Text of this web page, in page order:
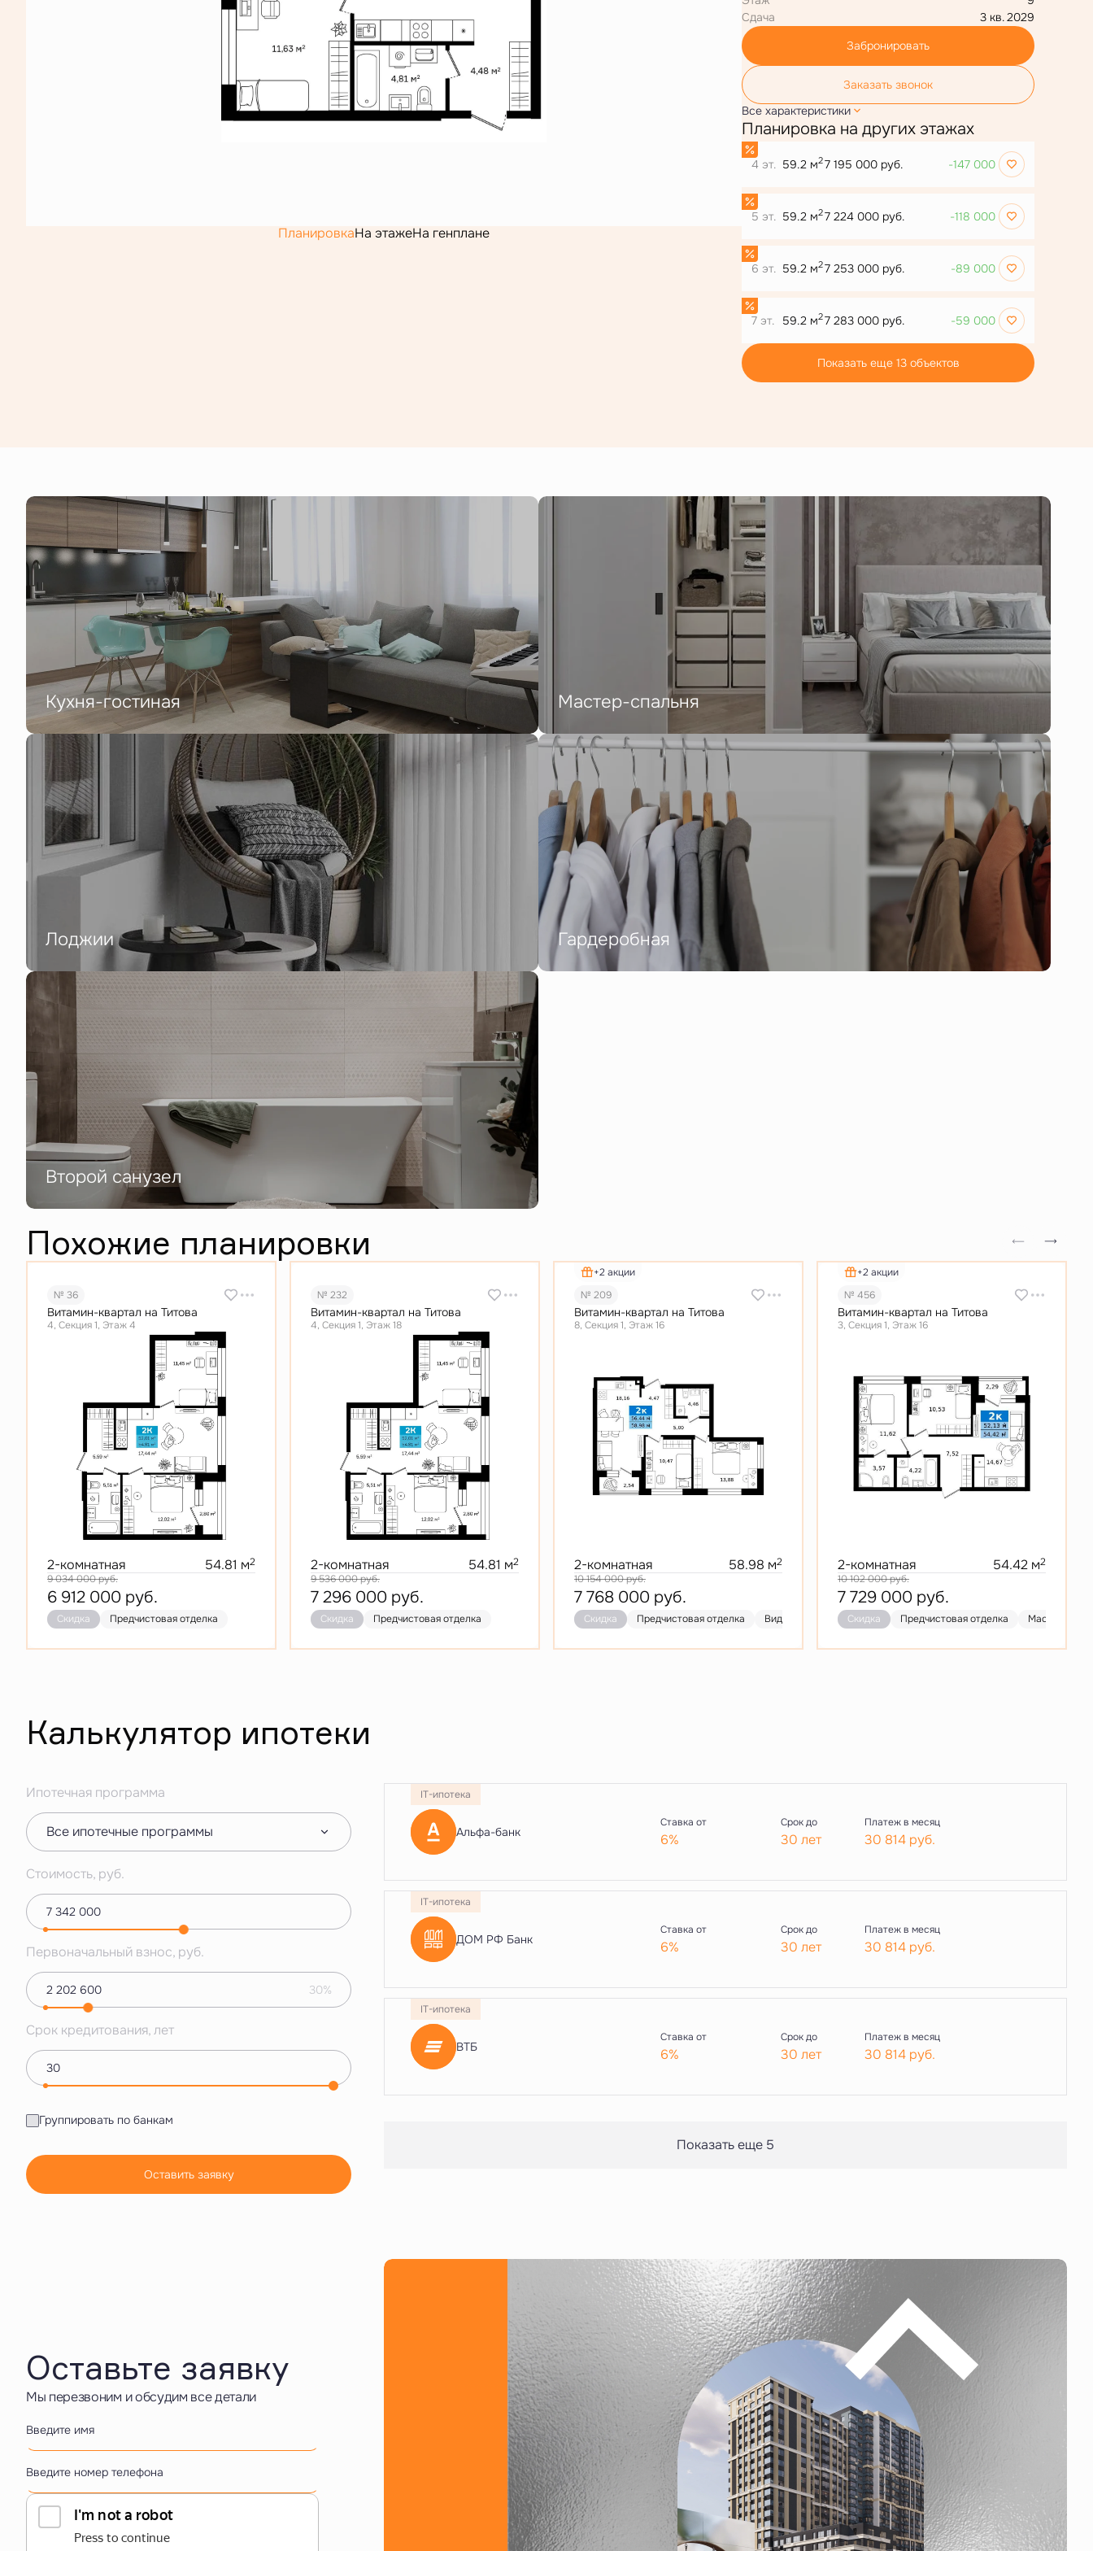
ПланировкаНа этажеНа генплане
Сдача
3 кв. 2029
Забронировать
Заказать звонок
Все характеристики
Планировка на других этажах
4 эт. 59.2 м27 195 000 руб. -147 000
5 эт. 59.2 м27 224 000 руб. -118 000
6 эт. 59.2 м27 253 000 руб. -89 000
7 эт. 59.2 м27 283 000 руб. -59 000
Показать еще 13 объектов
Кухня-гостиная Мастер-спальня
Лоджии Гардеробная
Второй санузел
Похожие планировки
№ 36
Витамин-квартал на Титова
4, Секция 1, Этаж 4
2-комнатная 54.81 м2
9 034 000руб.
6 912 000 руб.
Скидка Предчистовая отделка
№ 232
Витамин-квартал на Титова
4, Секция 1, Этаж 18
2-комнатная 54.81 м2
9 536 000руб.
7 296 000 руб.
Скидка Предчистовая отделка
+2 акции
№ 209
Витамин-квартал на Титова
8, Секция 1, Этаж 16
2-комнатная 58.98 м2
10 154 000руб.
7 768 000 руб.
Скидка Предчистовая отделка Видовая Кухня-гостиная Скидка Предчистовая отделка
+2 акции
№ 456
Витамин-квартал на Титова
3, Секция 1, Этаж 16
2-комнатная 54.42 м2
10 102 000руб.
7 729 000 руб.
Скидка Предчистовая отделка Мастер-
Калькулятор ипотеки
Ипотечная программа
Все ипотечные программы
Стоимость, руб.
Первоначальный взнос, руб.
30%
Срок кредитования, лет
Группировать по банкам
Оставить заявку
Альфа-банк
IT-ипотека
Ставка от
6%
Срок до
30 лет
Платеж в месяц
30 814 руб.
ДОМ РФ Банк
IT-ипотека
Ставка от
6%
Срок до
30 лет
Платеж в месяц
30 814 руб.
ВТБ
IT-ипотека
Ставка от
6%
Срок до
30 лет
Платеж в месяц
30 814 руб.
Показать еще 5
Оставьте заявку
Мы перезвоним и обсудим все детали
Введите имя
Введите номер телефона